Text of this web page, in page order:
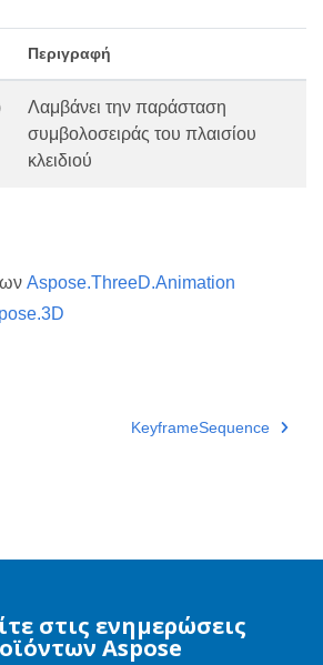
Περιγραφή
Λαμβάνει την παράσταση
συμβολοσειράς του πλαισίου
κλειδιού
Aspose.ThreeD.Animation
KeyframeSequence
στις ενημερώσεις
Aspose